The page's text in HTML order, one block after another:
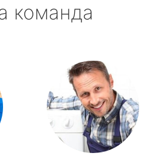
команда